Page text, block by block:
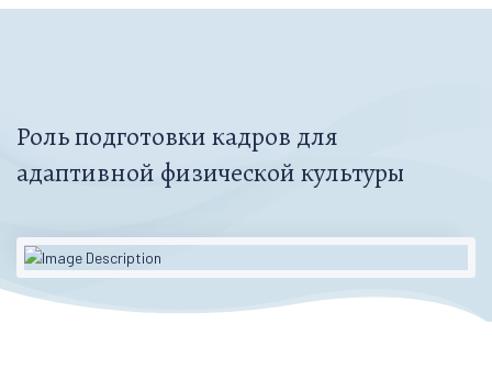
Роль подготовки кадров для
адаптивной физической культуры